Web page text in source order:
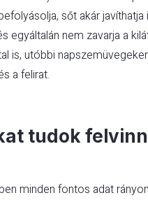
sőt akár
egyáltalán nem zavarja a
is, utóbbi
a felirat.
tudok
minden fontos adat